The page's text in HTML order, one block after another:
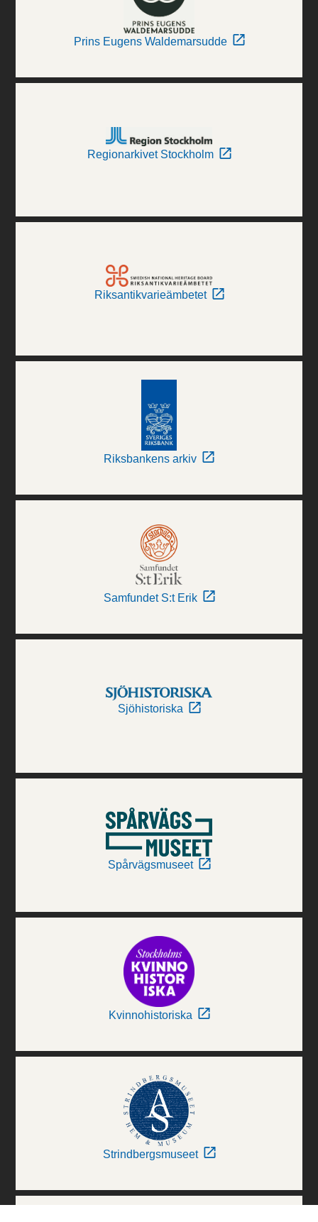
Prins Eugens Waldemarsudde
Regionarkivet Stockholm
Riksantikvarieämbetet
Riksbankens arkiv
Samfundet S:t Erik
Sjöhistoriska
Spårvägsmuseet
Kvinnohistoriska
Strindbergsmuseet